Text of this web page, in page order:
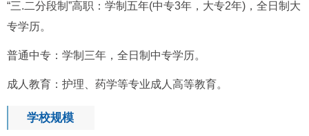
“三.二分段制”高职：学制五年(中专3年，大专2年)，全日制大
专学历。
普通中专：学制三年，全日制中专学历。
成人教育：护理、药学等专业成人高等教育。
学校规模